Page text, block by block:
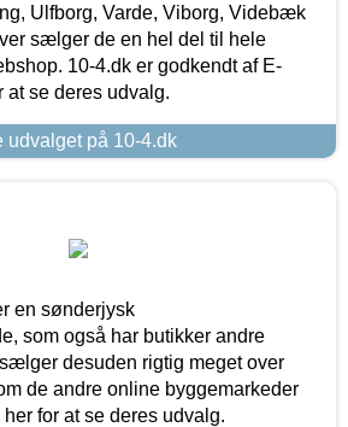
Ulfborg, Varde, Viborg, Videbæk
sælger de en hel del til hele
10-4.dk er godkendt af E-
se deres udvalg.
udvalget på 10-4.dk
en sønderjysk
som også har butikker andre
desuden rigtig meget over
de andre online byggemarkeder
for at se deres udvalg.